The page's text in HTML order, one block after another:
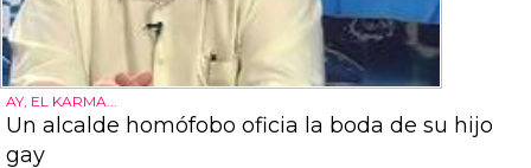
AY, EL KARMA...
Un alcalde homófobo oficia la boda de su hijo
gay